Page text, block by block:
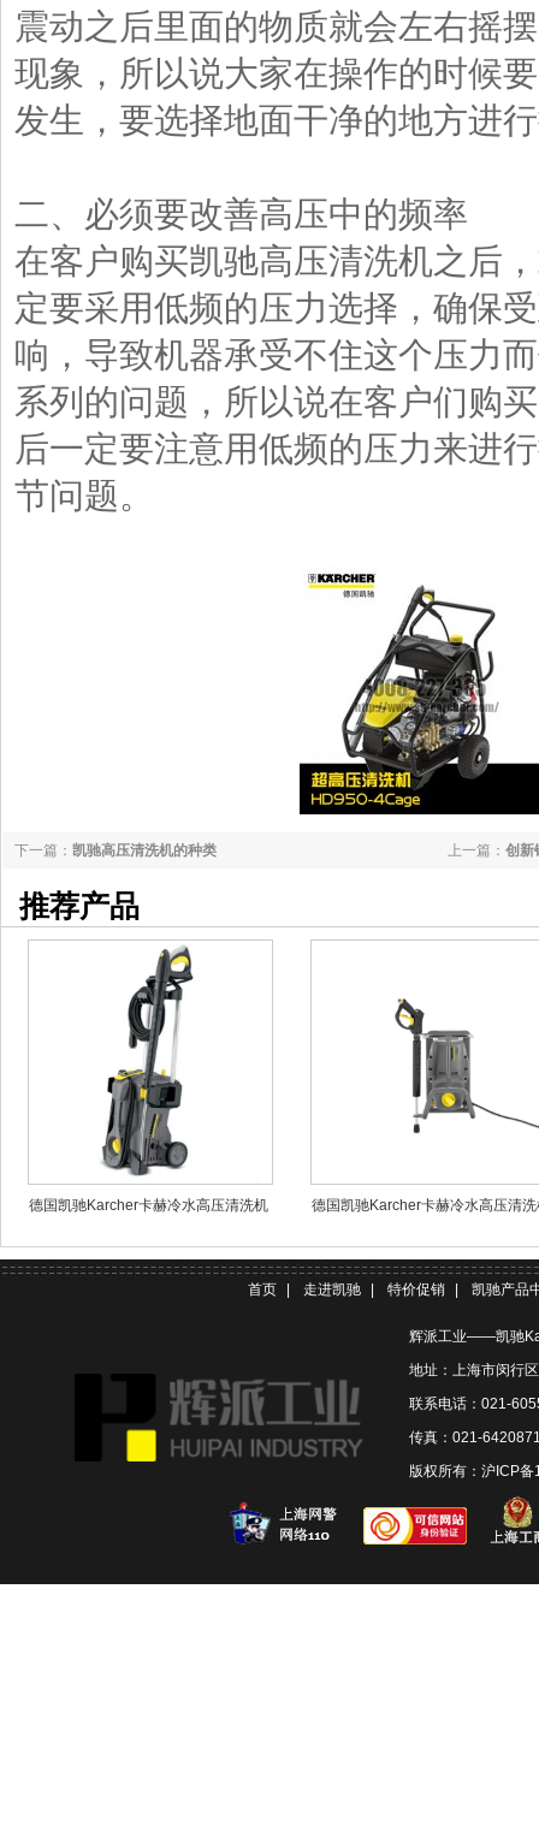
震动之后里面的物质就会左右摇
现象，所以说大家在操作的时候
发生，要选择地面干净的地方进
二、必须要改善高压中的频率
在客户购买凯驰高压清洗机之后
定要采用低频的压力选择，确保
响，导致机器承受不住这个压力
系列的问题，所以说在客户们购
后一定要注意用低频的压力来进
节问题。
上一篇： 创新
下一篇： 凯驰高压清洗机的种类
推荐产品
德国凯驰Karcher卡赫冷水高压清洗机
德国凯驰Karcher卡赫冷水高压清洗
首页 走进凯驰 特价促销 凯驰产品
辉派工业——凯驰
地址：上海市闵行
联系电话：021-
传真：021-
版权所有： 沪ICP备